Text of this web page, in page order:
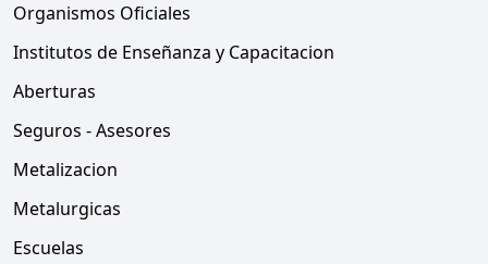
Organismos Oficiales
Institutos de Enseñanza y Capacitacion
Aberturas
Seguros - Asesores
Metalizacion
Metalurgicas
Escuelas